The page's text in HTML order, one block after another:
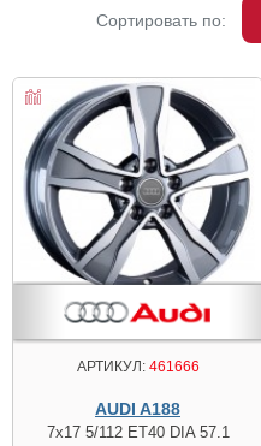
Сортировать по:
АРТИКУЛ:461666
AUDI A188
7x17 5/112 ET40 DIA 57.1